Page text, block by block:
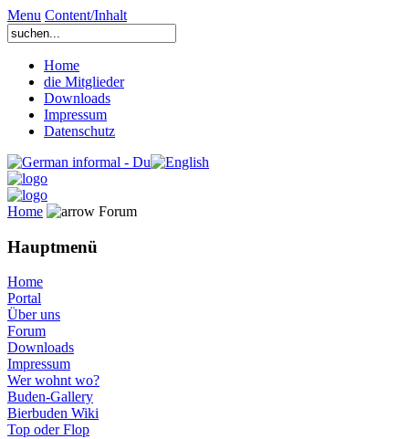
Menu Content/Inhalt
Home
die Mitglieder
Downloads
Impressum
Datenschutz
Home Forum
Hauptmenü
Home
Portal
Über uns
Forum
Downloads
Impressum
Wer wohnt wo?
Buden-Gallery
Bierbuden Wiki
Top oder Flop